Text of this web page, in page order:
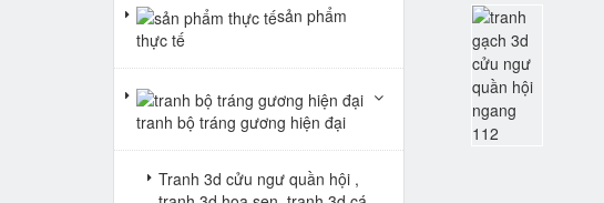
sản phẩm
thực tế
tranh bộ tráng gương hiện đại
Tranh 3d cửu ngư quần hội ,